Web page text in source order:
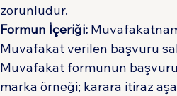
zorunludur.
Formun İçeriği:
Muvafakat verilen başvuru
Muvafakat formunun
marka örneği; karara itiraz